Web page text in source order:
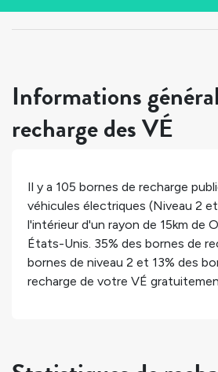
Informations
recharge des VÉ
Il y a 105 bornes de recharge
véhicules électriques (Niveau 2
l'intérieur d'un rayon de 15km de
États-Unis. 35% des bornes de
bornes de niveau 2 et 13% des
recharge de votre VÉ